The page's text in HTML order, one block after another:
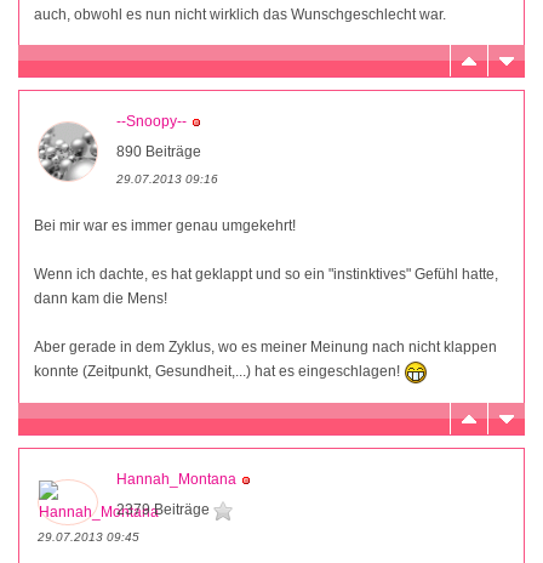
auch, obwohl es nun nicht wirklich das Wunschgeschlecht war.
--Snoopy--
890 Beiträge
29.07.2013 09:16
Bei mir war es immer genau umgekehrt!
Wenn ich dachte, es hat geklappt und so ein "instinktives" Gefühl hatte,
dann kam die Mens!
Aber gerade in dem Zyklus, wo es meiner Meinung nach nicht klappen
konnte (Zeitpunkt, Gesundheit,...) hat es eingeschlagen!
Hannah_Montana
2379 Beiträge
29.07.2013 09:45